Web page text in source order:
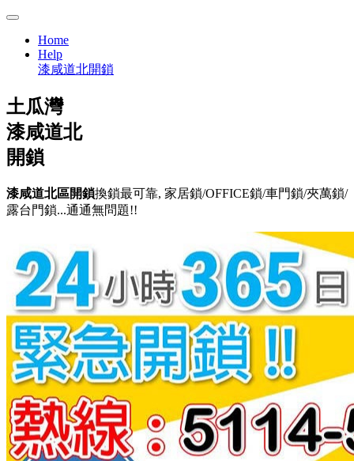
Home
Help
漆咸道北開鎖
土瓜灣
漆咸道北
開鎖
漆咸道北區開鎖換鎖最可靠, 家居鎖/OFFICE鎖/車門鎖/夾萬鎖/
露台門鎖...通通無問題!!